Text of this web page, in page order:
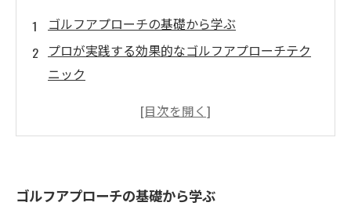
ゴルフアプローチの基礎から学ぶ
プロが実践する効果的なゴルフアプローチテク
ニック
アプローチでの球筋コントロールのポイントと
ゴルフアプローチの基礎から学ぶ